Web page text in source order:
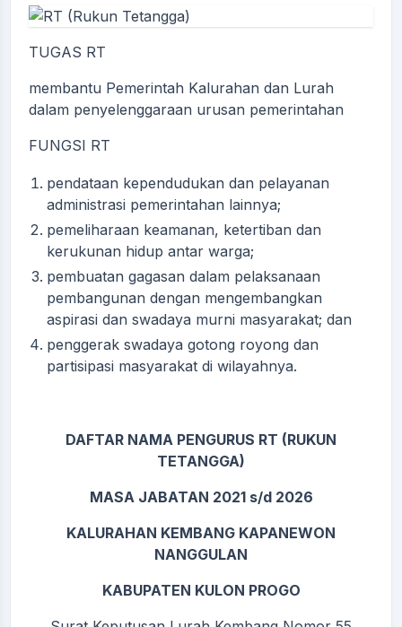
TUGAS RT
membantu Pemerintah Kalurahan dan Lurah
dalam penyelenggaraan urusan pemerintahan
FUNGSI RT
pendataan kependudukan dan pelayanan
administrasi pemerintahan lainnya;
pemeliharaan keamanan, ketertiban dan
kerukunan hidup antar warga;
pembuatan gagasan dalam pelaksanaan
pembangunan dengan mengembangkan
aspirasi dan swadaya murni masyarakat; dan
penggerak swadaya gotong royong dan
partisipasi masyarakat di wilayahnya.
DAFTAR NAMA PENGURUS RT (RUKUN
TETANGGA)
MASA JABATAN 2021 s/d 2026
KALURAHAN KEMBANG KAPANEWON
NANGGULAN
KABUPATEN KULON PROGO